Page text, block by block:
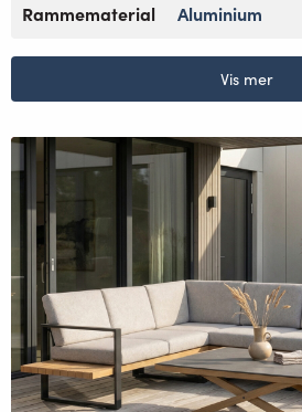
Rammematerial
Aluminium
Vis mer